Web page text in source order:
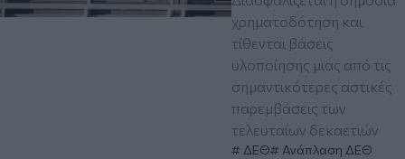
χρηματοδότηση και
τίθενται βάσεις
υλοποίησης μιας από τις
σημαντικότερες αστικές
παρεμβάσεις των
τελευταίων δεκαετιών
ΔΕΘ
Ανάπλαση ΔΕΘ